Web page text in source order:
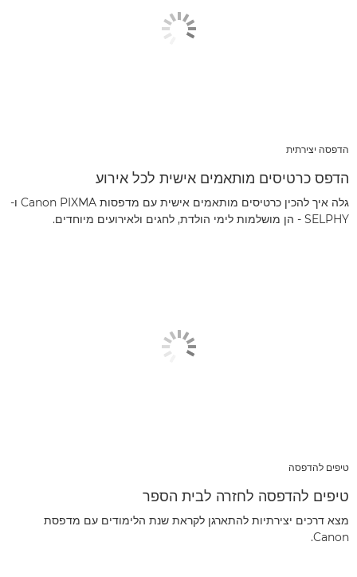
הדפסה יצירתית
הדפס כרטיסים מותאמים אישית לכל אירוע
גלה איך להכין כרטיסים מותאמים אישית עם מדפסות Canon PIXMA ו-
SELPHY - הן מושלמות לימי הולדת, לחגים ולאירועים מיוחדים.
טיפים להדפסה
טיפים להדפסה לחזרה לבית הספר
מצא דרכים יצירתיות להתארגן לקראת שנת הלימודים עם מדפסת
Canon.